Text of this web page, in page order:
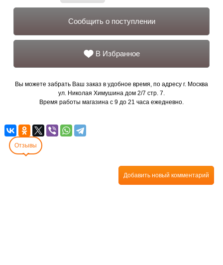
Сообщить о поступлении
В Избранное
Вы можете забрать Ваш заказ в удобное время, по адресу г. Москва
ул. Николая Химушина дом 2/7 стр. 7.
Время работы магазина с 9 до 21 часа ежедневно.
Отзывы
Добавить новый комментарий